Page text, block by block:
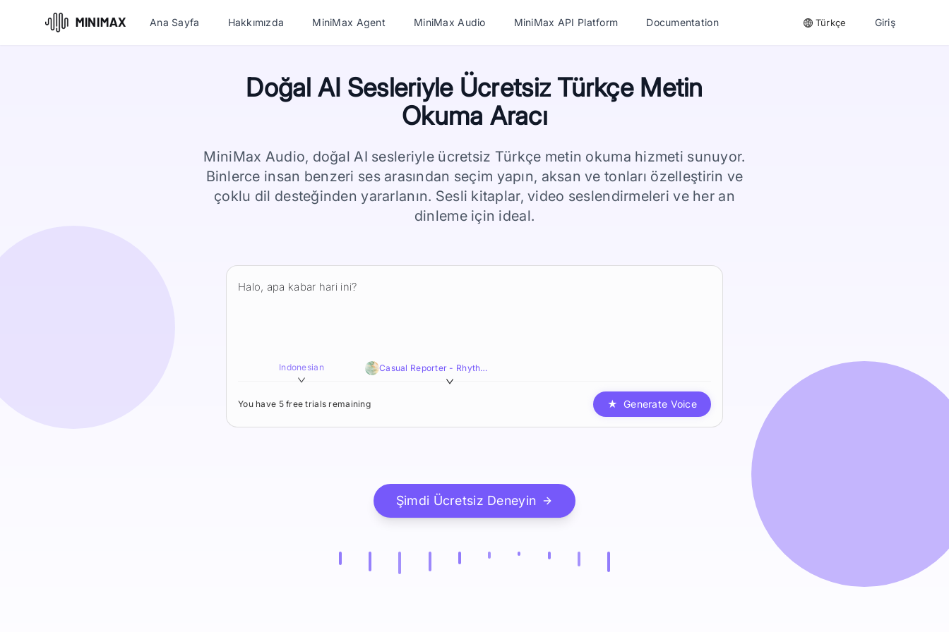
Ana Sayfa Hakkımızda MiniMax Agent MiniMax Audio MiniMax API Platform Documentation Türkçe Giriş
Doğal AI Sesleriyle Ücretsiz Türkçe Metin
Okuma Aracı
MiniMax Audio, doğal AI sesleriyle ücretsiz Türkçe metin okuma hizmeti sunuyor.
Binlerce insan benzeri ses arasından seçim yapın, aksan ve tonları özelleştirin ve
çoklu dil desteğinden yararlanın. Sesli kitaplar, video seslendirmeleri ve her an
dinleme için ideal.
Indonesian Casual Reporter - Rhythmic,Informative,Engaging
You have 5 free trials remaining ★ Generate Voice
Şimdi Ücretsiz Deneyin